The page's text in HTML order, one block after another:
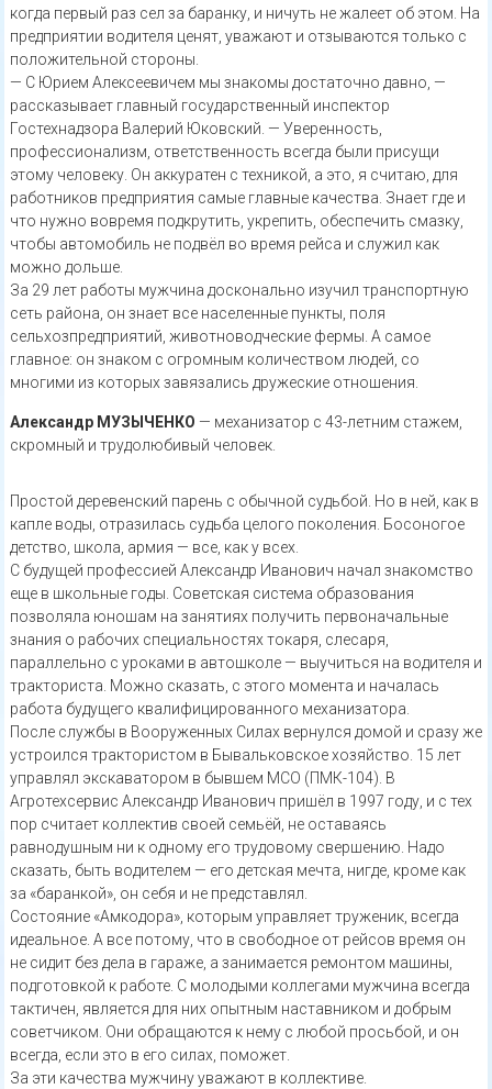
когда первый раз сел за баранку, и ничуть не жалеет об этом. На
предприятии водителя ценят, уважают и отзываются только с
положительной стороны.
— С Юрием Алексеевичем мы знакомы достаточно давно, —
рассказывает главный государственный инспектор
Гостехнадзора Валерий Юковский. — Уверенность,
профессионализм, ответственность всегда были присущи
этому человеку. Он аккуратен с техникой, а это, я считаю, для
работников предприятия самые главные качества. Знает где и
что нужно вовремя подкрутить, укрепить, обеспечить смазку,
чтобы автомобиль не подвёл во время рейса и служил как
можно дольше.
За 29 лет работы мужчина досконально изучил транспортную
сеть района, он знает все населенные пункты, поля
сельхозпредприятий, животноводческие фермы. А самое
главное: он знаком с огромным количеством людей, со
многими из которых завязались дружеские отношения.
Александр МУЗЫЧЕНКО — механизатор с 43-летним стажем,
скромный и трудолюбивый человек.
Простой деревенский парень с обычной судьбой. Но в ней, как в
капле воды, отразилась судьба целого поколения. Босоногое
детство, школа, армия — все, как у всех.
С будущей профессией Александр Иванович начал знакомство
еще в школьные годы. Советская система образования
позволяла юношам на занятиях получить первоначальные
знания о рабочих специальностях токаря, слесаря,
параллельно с уроками в автошколе — выучиться на водителя и
тракториста. Можно сказать, с этого момента и началась
работа будущего квалифицированного механизатора.
После службы в Вооруженных Силах вернулся домой и сразу же
устроился трактористом в Бывальковское хозяйство. 15 лет
управлял экскаватором в бывшем МСО (ПМК-104). В
Агротехсервис Александр Иванович пришёл в 1997 году, и с тех
пор считает коллектив своей семьёй, не оставаясь
равнодушным ни к одному его трудовому свершению. Надо
сказать, быть водителем — его детская мечта, нигде, кроме как
за «баранкой», он себя и не представлял.
Состояние «Амкодора», которым управляет труженик, всегда
идеальное. А все потому, что в свободное от рейсов время он
не сидит без дела в гараже, а занимается ремонтом машины,
подготовкой к работе. С молодыми коллегами мужчина всегда
тактичен, является для них опытным наставником и добрым
советчиком. Они обращаются к нему с любой просьбой, и он
всегда, если это в его силах, поможет.
За эти качества мужчину уважают в коллективе.